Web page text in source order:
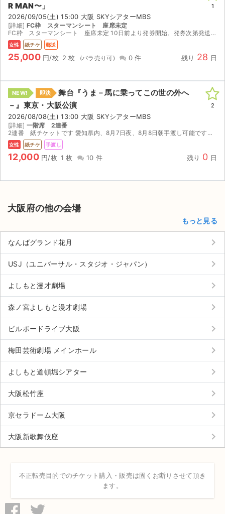
R MAN〜」
2026/09/05(土) 15:00 大阪 SKYシアターMBS
[詳細] FC枠 スターマンシート 座席未定
FC枠 スターマンシート 座席未定 10日前より発券開始。発券次第発送 2枚購入は連番 値下げ不可
女性 紙チケ 郵送
25,000 円/枚 2 枚 0 件 残り 28 日
1
NEW! 即決
舞台『うま－馬に乗ってこの世の外へ
－』東京・大阪公演
2026/08/08(土) 13:00 大阪 SKYシアターMBS
[詳細] 一階席 2連番
2連番 紙チケットです 愛知県内、8月7日夜、8月8日朝手渡し可能です。 関西手渡しの場合、購入前にご相談ください。 よろしくお願いします。 本人確認等で入場できなかった場合は返金できません。 ...
女性 紙チケ 手渡し
12,000 円/枚 1 枚 10 件 残り 0 日
2
大阪府の他の会場
もっと見る
なんばグランド花月 keyboard_arrow_right
USJ（ユニバーサル・スタジオ・ジャパン） keyboard_arrow_right
よしもと漫才劇場 keyboard_arrow_right
森ノ宮よしもと漫才劇場 keyboard_arrow_right
ビルボードライブ大阪 keyboard_arrow_right
梅田芸術劇場 メインホール keyboard_arrow_right
よしもと道頓堀シアター keyboard_arrow_right
大阪松竹座 keyboard_arrow_right
京セラドーム大阪 keyboard_arrow_right
大阪新歌舞伎座 keyboard_arrow_right
不正転売目的でのチケット購入・販売は固くお断りさせて頂き
ます。